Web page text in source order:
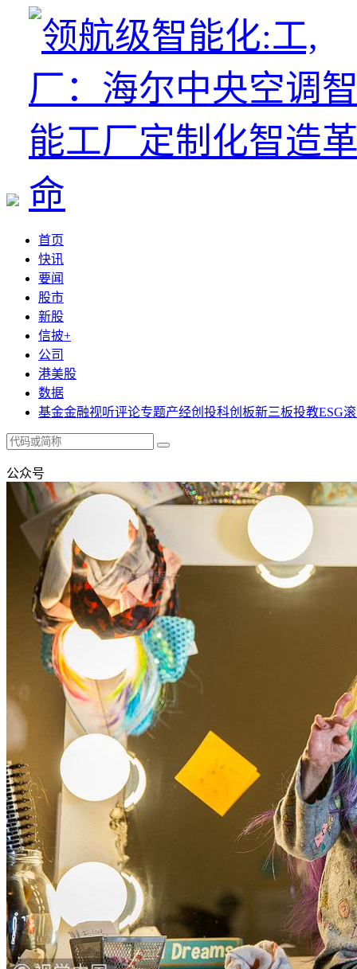
首页
快讯
要闻
股市
新股
信披+
公司
港美股
数据
基金金融视听评论专题产经创投科创板新三板投教ESG
公众号